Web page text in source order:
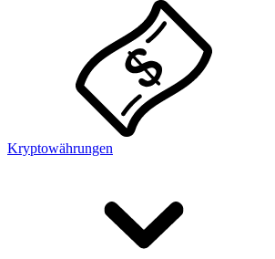
Kryptowährungen